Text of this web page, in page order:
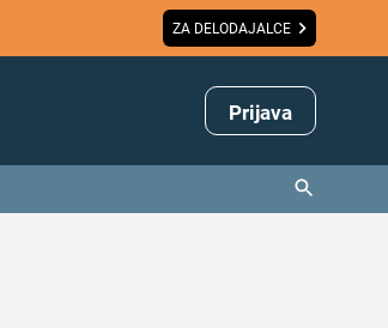
ZA DELODAJALCE
Prijava